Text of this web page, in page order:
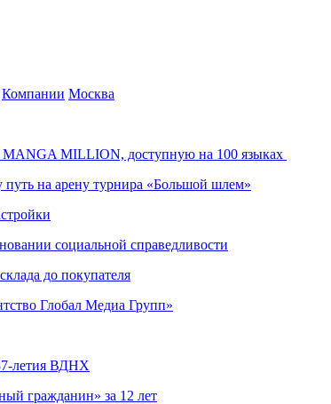
Компании Москва
MANGA MILLION, доступную на 100 языках
путь на арену турнира «Большой шлем»
социальной справедливости
до покупателя
Глобал Медиа Групп»
летия ВДНХ
гражданин» за 12 лет